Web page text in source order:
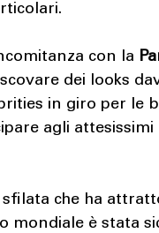
con la
dei looks
in giro per le
agli
che ha
mondiale è stata